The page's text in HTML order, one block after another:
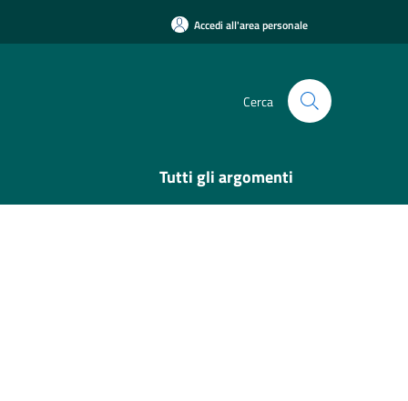
Accedi all'area personale
Cerca
Tutti gli argomenti